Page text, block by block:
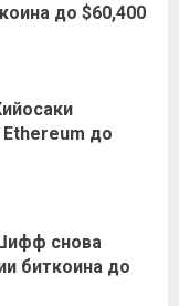
до $60,400
Ethereum до
снова
биткоина до